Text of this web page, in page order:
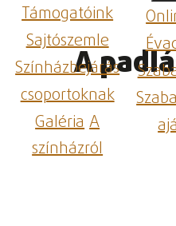
Támogatóink
Sajtószemle
Színházbejárás
csoportoknak
GalériaA
színházról
A